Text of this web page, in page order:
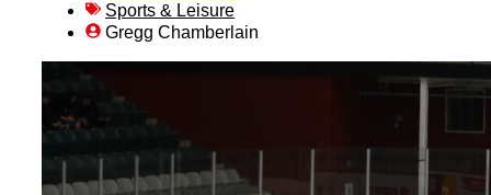
Sports & Leisure
Gregg Chamberlain